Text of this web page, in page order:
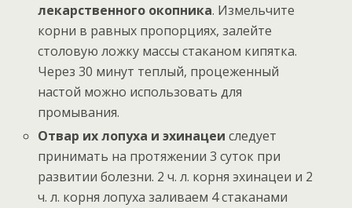
лекарственного окопника. Измельчите
корни в равных пропорциях, залейте
столовую ложку массы стаканом кипятка.
Через 30 минут теплый, процеженный
настой можно использовать для
промывания.
Отвар их лопуха и эхинацеи следует
принимать на протяжении 3 суток при
развитии болезни. 2 ч. л. корня эхинацеи и 2
ч. л. корня лопуха заливаем 4 стаканами